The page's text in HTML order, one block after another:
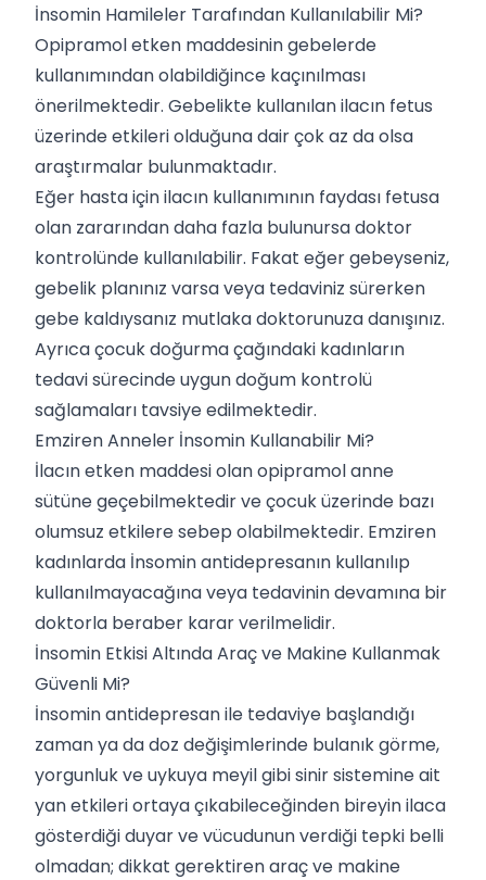
İnsomin Hamileler Tarafından Kullanılabilir Mi?
Opipramol etken maddesinin gebelerde
kullanımından olabildiğince kaçınılması
önerilmektedir. Gebelikte kullanılan ilacın fetus
üzerinde etkileri olduğuna dair çok az da olsa
araştırmalar bulunmaktadır.
Eğer hasta için ilacın kullanımının faydası fetusa
olan zararından daha fazla bulunursa doktor
kontrolünde kullanılabilir. Fakat eğer gebeyseniz,
gebelik planınız varsa veya tedaviniz sürerken
gebe kaldıysanız mutlaka doktorunuza danışınız.
Ayrıca çocuk doğurma çağındaki kadınların
tedavi sürecinde uygun doğum kontrolü
sağlamaları tavsiye edilmektedir.
Emziren Anneler İnsomin Kullanabilir Mi?
İlacın etken maddesi olan opipramol anne
sütüne geçebilmektedir ve çocuk üzerinde bazı
olumsuz etkilere sebep olabilmektedir. Emziren
kadınlarda İnsomin antidepresanın kullanılıp
kullanılmayacağına veya tedavinin devamına bir
doktorla beraber karar verilmelidir.
İnsomin Etkisi Altında Araç ve Makine Kullanmak
Güvenli Mi?
İnsomin antidepresan ile tedaviye başlandığı
zaman ya da doz değişimlerinde bulanık görme,
yorgunluk ve uykuya meyil gibi sinir sistemine ait
yan etkileri ortaya çıkabileceğinden bireyin ilaca
gösterdiği duyar ve vücudunun verdiği tepki belli
olmadan; dikkat gerektiren araç ve makine